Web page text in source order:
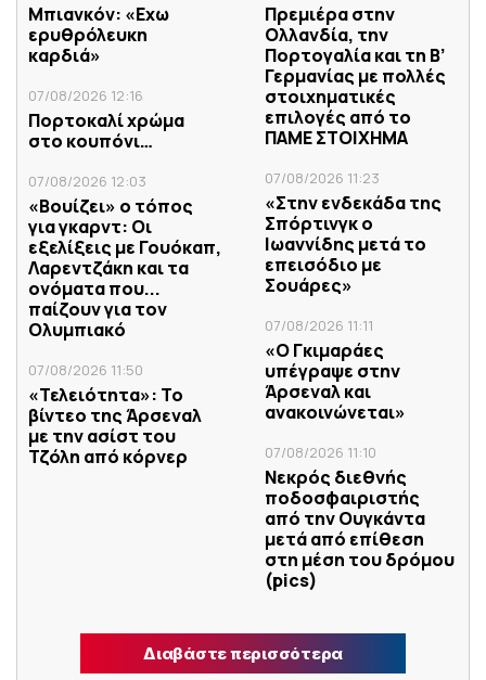
Μπιανκόν: «Εχω
ερυθρόλευκη
καρδιά»
07/08/2026 12:16
Πορτοκαλί χρώμα
στο κουπόνι…
07/08/2026 12:03
«Βουίζει» ο τόπος
για γκαρντ: Οι
εξελίξεις με Γουόκαπ,
Λαρεντζάκη και τα
ονόματα που...
παίζουν για τον
Ολυμπιακό
07/08/2026 11:50
«Τελειότητα»: Το
βίντεο της Άρσεναλ
με την ασίστ του
Τζόλη από κόρνερ
Πρεμιέρα στην
Ολλανδία, την
Πορτογαλία και τη Β’
Γερμανίας με πολλές
στοιχηματικές
επιλογές από το
ΠΑΜΕ ΣΤΟΙΧΗΜΑ
07/08/2026 11:23
«Στην ενδεκάδα της
Σπόρτινγκ ο
Ιωαννίδης μετά το
επεισόδιο με
Σουάρες»
07/08/2026 11:11
«Ο Γκιμαράες
υπέγραψε στην
Άρσεναλ και
ανακοινώνεται»
07/08/2026 11:10
Νεκρός διεθνής
ποδοσφαιριστής
από την Ουγκάντα
μετά από επίθεση
στη μέση του δρόμου
(pics)
Διαβάστε περισσότερα